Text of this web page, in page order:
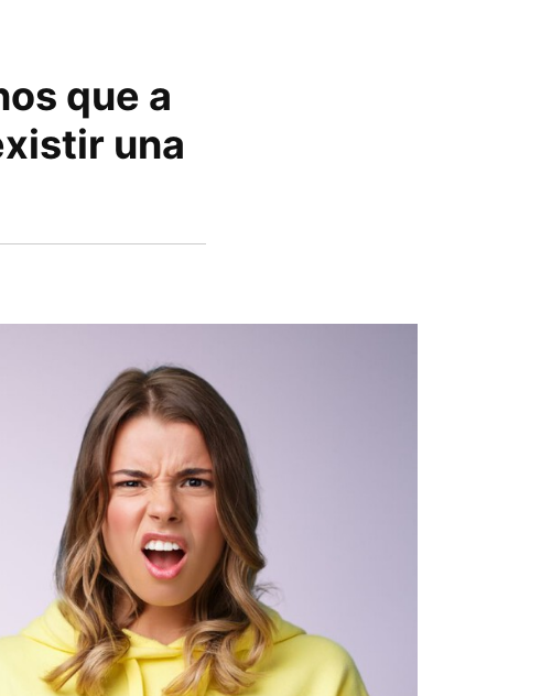
que a
una